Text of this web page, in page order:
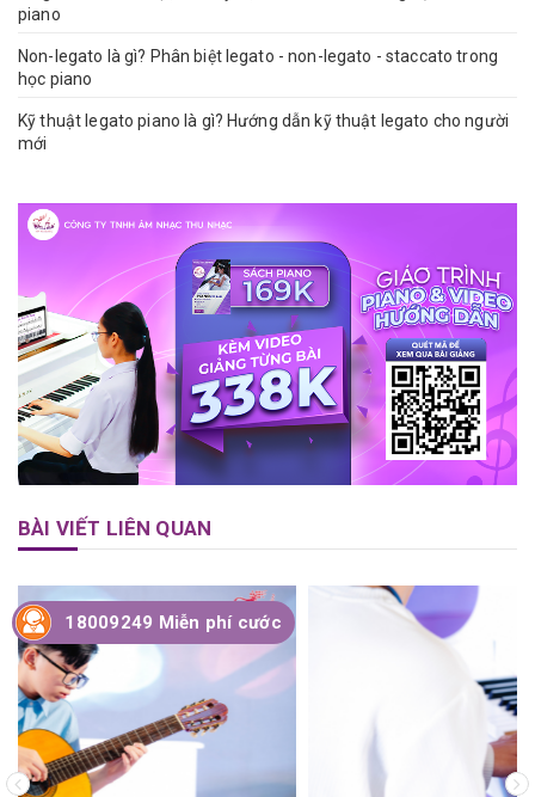
piano
Non-legato là gì? Phân biệt legato - non-legato - staccato trong
học piano
Kỹ thuật legato piano là gì? Hướng dẫn kỹ thuật legato cho người
mới
BÀI VIẾT LIÊN QUAN
18009249 Miễn phí cước